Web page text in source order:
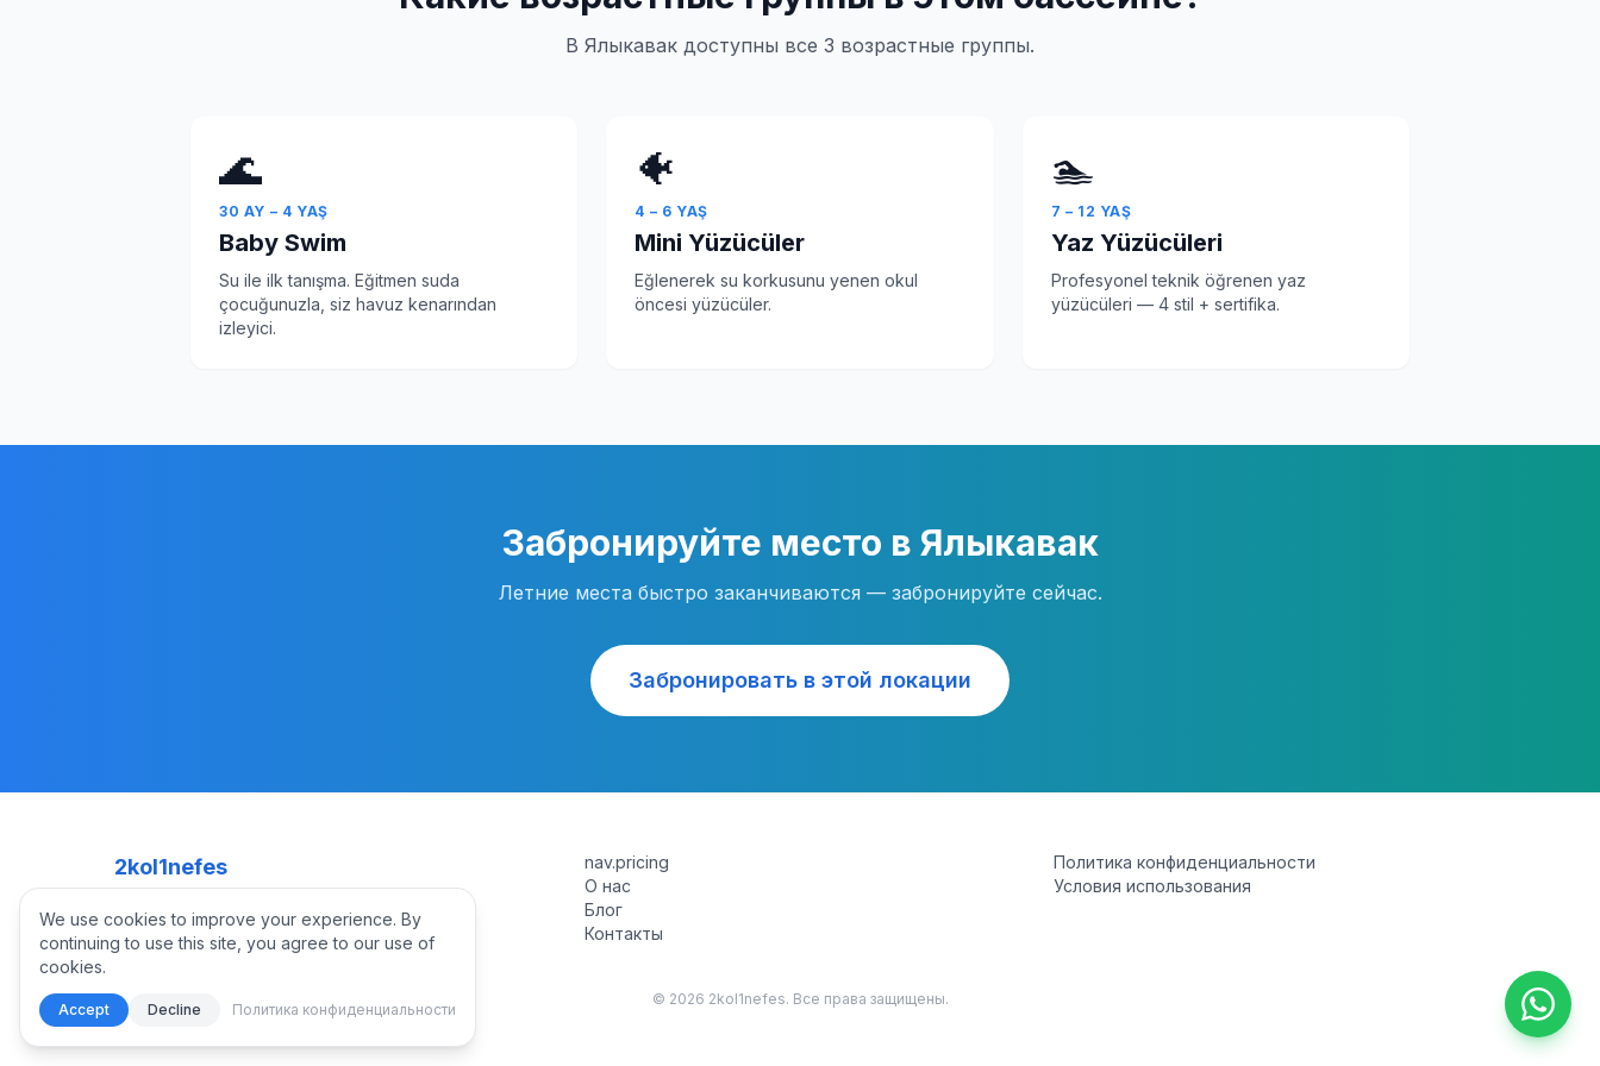
В Ялыкавак доступны все 3 возрастные группы.
🌊
30 AY – 4 YAŞ
Baby Swim
Su ile ilk tanışma. Eğitmen suda
çocuğunuzla, siz havuz kenarından
izleyici.
🐠
4 – 6 YAŞ
Mini Yüzücüler
Eğlenerek su korkusunu yenen okul
öncesi yüzücüler.
🏊
7 – 12 YAŞ
Yaz Yüzücüleri
Profesyonel teknik öğrenen yaz
yüzücüleri — 4 stil + sertifika.
Забронируйте место в Ялыкавак
Летние места быстро заканчиваются — забронируйте сейчас.
Забронировать в этой локации
2kol1nefes
WhatsApp +90 535 825 9431
nav.pricing
О нас
Блог
Контакты
Политика конфиденциальности
Условия использования
© 2026 2kol1nefes. Все права защищены.
We use cookies to improve your experience. By
continuing to use this site, you agree to our use of
cookies.
Accept Decline Политика конфиденциальности